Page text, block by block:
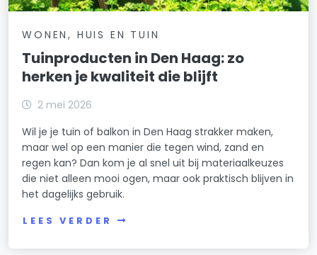
WONEN, HUIS EN TUIN
Tuinproducten in Den Haag: zo
herken je kwaliteit die blijft
2 mei 2026
Wil je je tuin of balkon in Den Haag strakker maken,
maar wel op een manier die tegen wind, zand en
regen kan? Dan kom je al snel uit bij materiaalkeuzes
die niet alleen mooi ogen, maar ook praktisch blijven in
het dagelijks gebruik.
LEES VERDER